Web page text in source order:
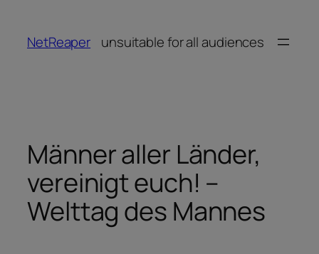
springen
NetReaper unsuitable for all audiences
Männer aller Länder,
vereinigt euch! –
Welttag des Mannes